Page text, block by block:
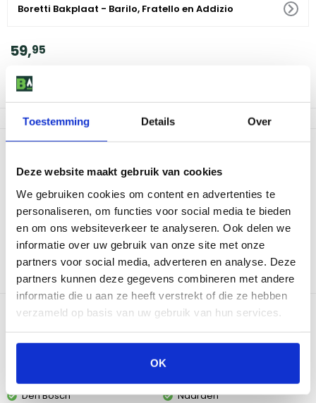
Toestemming Details Over
Deze website maakt gebruik van cookies
We gebruiken cookies om content en advertenties te
personaliseren, om functies voor social media te bieden
en om ons websiteverkeer te analyseren. Ook delen we
informatie over uw gebruik van onze site met onze
partners voor social media, adverteren en analyse. Deze
partners kunnen deze gegevens combineren met andere
informatie die u aan ze heeft verstrekt of die ze hebben
verzameld op basis van uw gebruik van hun services.
OK
Boretti Bakplaat - Barilo, Fratello en Addizio
59,95
Voor 18:00 besteld, morgen in huis
Af te halen in 9 winkels
Productomschrijving
Met de geëmailleerde gietijzeren bakplaat van Boretti bak je de
lekkerste gerechten in mum van tijd. De bakplaat is de ideale
uitbreiding voor de Boretti Barilo, Fratello en Addizio barbecue. De
voordelen van gietijzer zijn oneindig. Duurzaam, snel warm, blijft
lang warm en zorgt voor een onverbeterlijke smaak. Het is
robuust en sterk materiaal en eenvoudig schoon te maken, je
hebt aan een borstel en warm water genoeg. Met de vlakke
bakplaat bereid je eenvoudig pannenkoeken, wraps, vis of een
goed stuk vlees.
Bekijk dit product in onze winkels
Den Bosch
Naarden